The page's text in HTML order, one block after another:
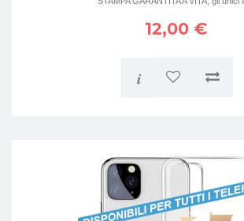
12,00 €
i